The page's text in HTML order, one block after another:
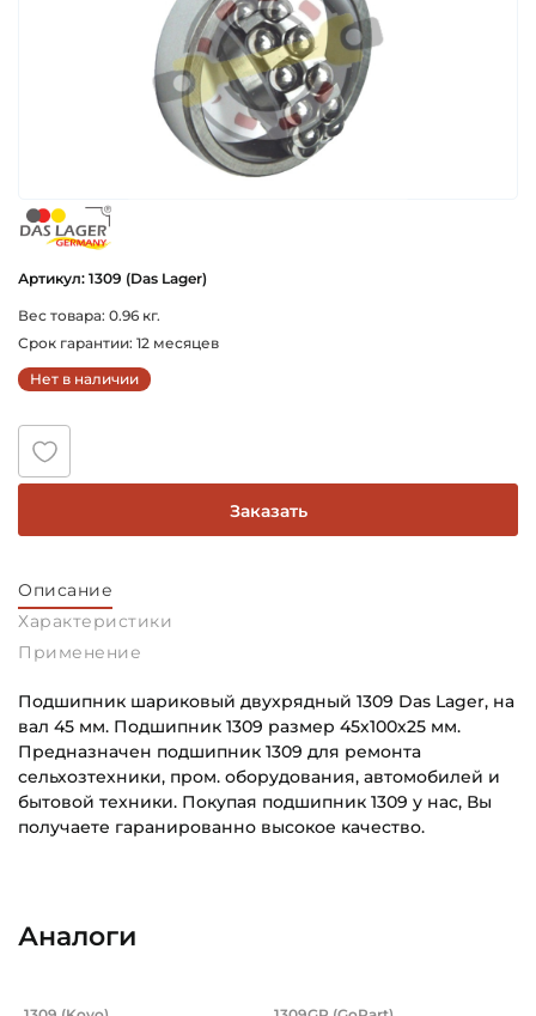
Артикул: 1309 (Das Lager)
Вес товара: 0.96 кг.
Срок гарантии: 12 месяцев
Нет в наличии
Заказать
Описание
Характеристики
Применение
Подшипник шариковый двухрядный 1309 Das Lager, на
вал 45 мм. Подшипник 1309 размер 45х100х25 мм.
Предназначен подшипник 1309 для ремонта
сельхозтехники, пром. оборудования, автомобилей и
бытовой техники. Покупая подшипник 1309 у нас, Вы
получаете гаранированно высокое качество.
Наружный диаметр (D):
Категория:
Аналоги
Подшипник 45х100х25 мм,
Подшипник